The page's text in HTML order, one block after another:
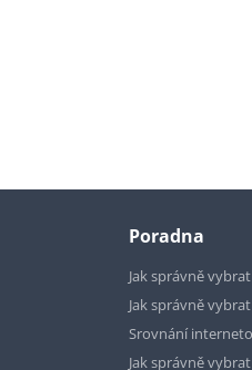
Poradna
Jak správně
Jak správně
Srovnání
Jak správně